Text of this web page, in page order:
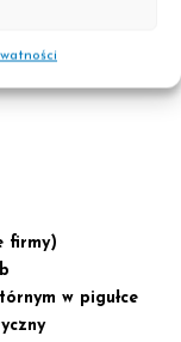
firmy)
w pigułce